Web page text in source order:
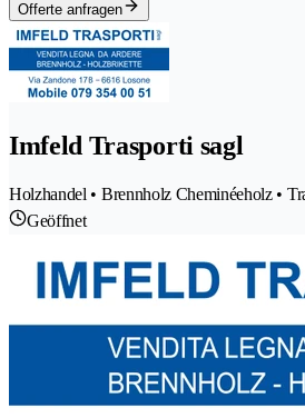
Offerte anfragen
Imfeld Trasporti sagl
Holzhandel • Brennholz Cheminéeholz •
Geöffnet